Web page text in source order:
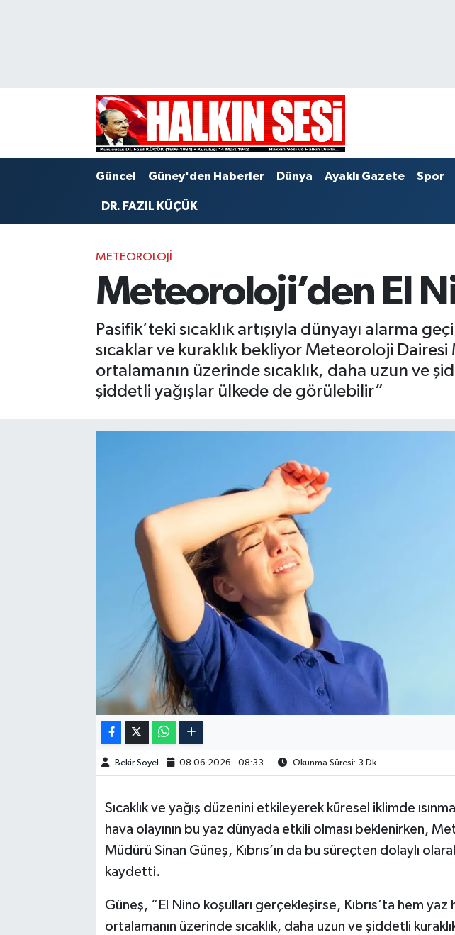
Güncel Güney'den Haberler Dünya Ayaklı Gazete Spor
DR. FAZIL KÜÇÜK
METEOROLOJI
Meteoroloji’den El
Pasifik’teki sıcaklık artışıyla dünyayı alarma
sıcaklar ve kuraklık bekliyor Meteoroloji
ortalamanın üzerinde sıcaklık, daha uzun ve
şiddetli yağışlar ülkede de görülebilir”
Bekir Soyel 08.06.2026 - 08:33 Okunma Süresi: 3 Dk
Sıcaklık ve yağış düzenini etkileyerek küresel iklimde
hava olayının bu yaz dünyada etkili olması beklenirken,
Müdürü Sinan Güneş, Kıbrıs’ın da bu süreçten dolaylı
kaydetti.
Güneş, “El Nino koşulları gerçekleşirse, Kıbrıs’ta hem yaz
ortalamanın üzerinde sıcaklık, daha uzun ve şiddetli
Trafik Durumu
Puan Durumu ve Fikstür